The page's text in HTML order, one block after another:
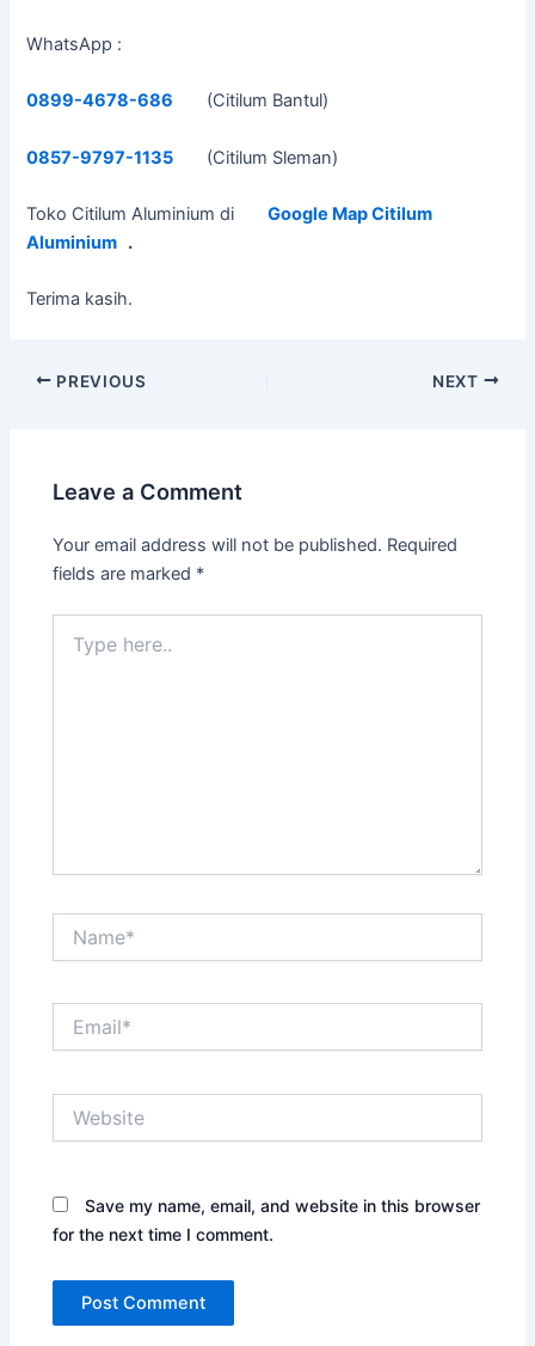
WhatsApp :
0899-4678-686 (Citilum Bantul)
0857-9797-1135 (Citilum Sleman)
Toko Citilum Aluminium diGoogle Map Citilum
Aluminium .
Terima kasih.
PREVIOUS NEXT
Leave a Comment
Your email address will not be published. Required
fields are marked *
here..
Save my name, email, and website in this browser
for the next time I comment.